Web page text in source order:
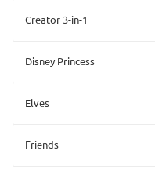
Creator 3-in-1
Disney Princess
Elves
Friends